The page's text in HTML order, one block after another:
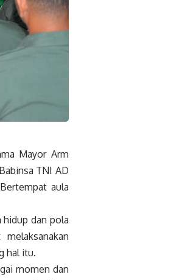
Mayor Arm
TNI AD
aula
hidup dan pola
hal itu.
momen dan